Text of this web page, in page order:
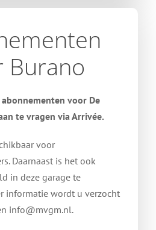
Burano
voor De
te vragen via Arrivée.
voor
Daarnaast is het ook
in deze garage te
informatie wordt u verzocht
info@mvgm.nl.